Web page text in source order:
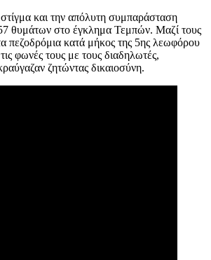
και την απόλυτη συμπαράσταση
θυμάτων στο έγκλημα Τεμπών. Μαζί τους
πεζοδρόμια κατά μήκος της 5ης λεωφόρου
φωνές τους με τους διαδηλωτές,
ζητώντας δικαιοσύνη.